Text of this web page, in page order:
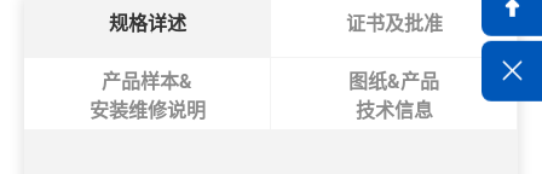
规格详述 证书及批准
产品样本&
安装维修说明
图纸&产品
技术信息